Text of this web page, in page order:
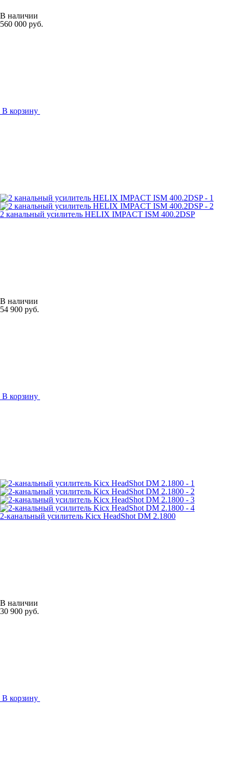
В наличии
560 000 руб.
В корзину
2 канальный усилитель HELIX IMPACT ISM 400.2DSP
В наличии
54 900 руб.
В корзину
2-канальный усилитель Kicx HeadShot DM 2.1800
В наличии
30 900 руб.
В корзину